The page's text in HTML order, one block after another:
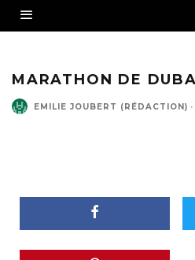
MARATHON DE
EMILIE JOUBERT (RÉDACTION) ·